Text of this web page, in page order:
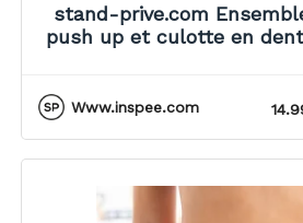
stand-prive.com
push up et culotte en
Www.inspee.com